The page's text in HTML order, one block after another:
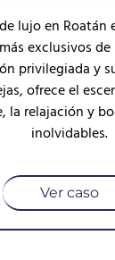
lujo en Roatán
exclusivos
privilegiada y
ofrece el
la relajación y
inolvidables.
Ver caso